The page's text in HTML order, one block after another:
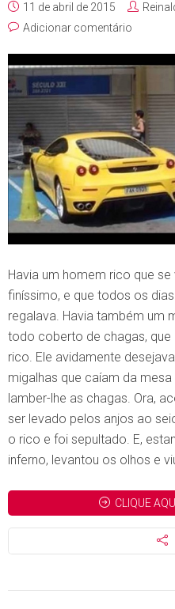
11 de abril de 2015
Adicionar comentário
Havia um homem rico que
finíssimo, e que todos os
regalava. Havia também um
todo coberto de chagas,
rico. Ele avidamente
migalhas que caíam da
lamber-lhe as chagas. Ora,
ser levado pelos anjos ao
o rico e foi sepultado. E,
inferno, levantou os olhos e
CLIQUE